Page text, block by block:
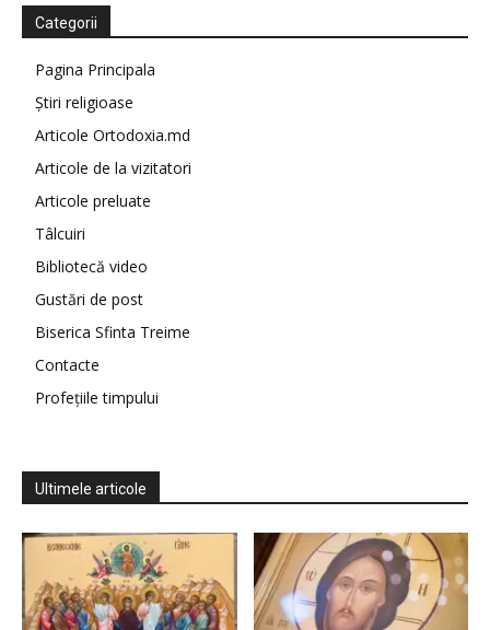
Categorii
Pagina Principala
Știri religioase
Articole Ortodoxia.md
Articole de la vizitatori
Articole preluate
Tâlcuiri
Bibliotecă video
Gustări de post
Biserica Sfinta Treime
Contacte
Profețiile timpului
Ultimele articole